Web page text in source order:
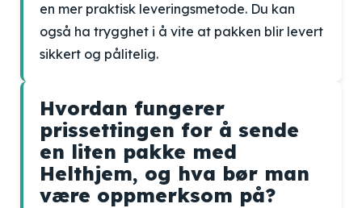
en mer praktisk leveringsmetode. Du kan
også ha trygghet i å vite at pakken blir levert
sikkert og pålitelig.
Hvordan fungerer
prissettingen for å sende
en liten pakke med
Helthjem, og hva bør man
være oppmerksom på?